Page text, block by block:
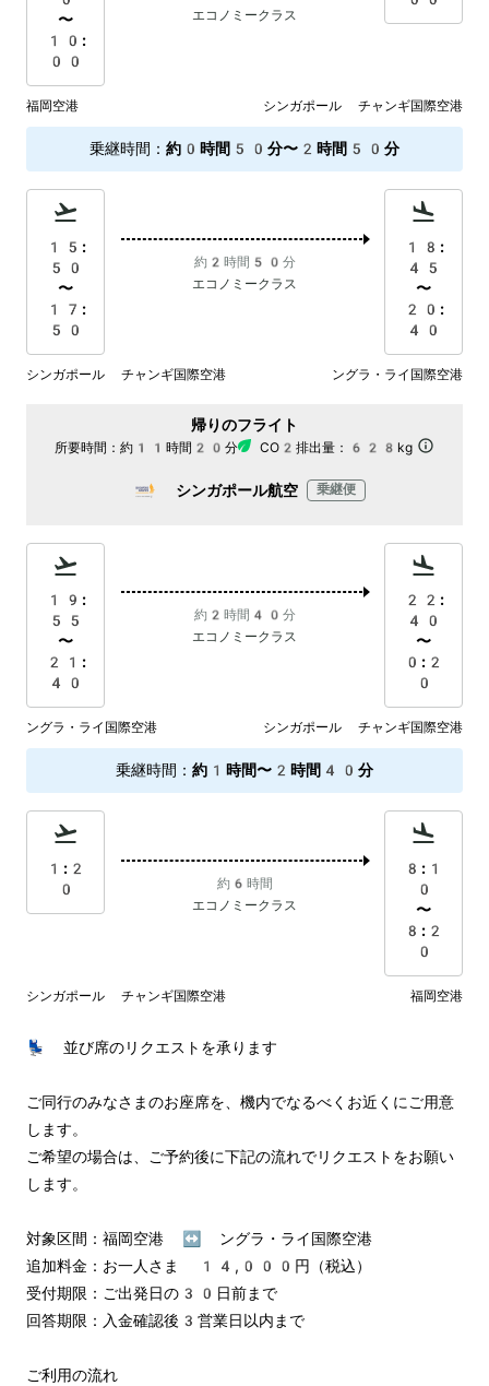
〜
10:
00
エコノミークラス
福岡空港 シンガポール チャンギ国際空港
乗継時間 ： 約0時間50分〜2時間50分
15:
50
〜
17:
50
約2時間50分
エコノミークラス
18:
45
〜
20:
40
シンガポール チャンギ国際空港 ングラ・ライ国際空港
帰りのフライト
所要時間： 約11時間20分 CO2排出量： 628kg
シンガポール航空 乗継便
19:
55
〜
21:
40
約2時間40分
エコノミークラス
22:
40
〜
0:2
0
ングラ・ライ国際空港 シンガポール チャンギ国際空港
乗継時間 ： 約1時間〜2時間40分
1:2
0
約6時間
エコノミークラス
8:1
0
〜
8:2
0
シンガポール チャンギ国際空港 福岡空港
💺 並び席のリクエストを承ります
ご同行のみなさまのお座席を、機内でなるべくお近くにご用意
します。
ご希望の場合は、ご予約後に下記の流れでリクエストをお願い
します。
対象区間：福岡空港 ↔︎ ングラ・ライ国際空港
追加料金：お一人さま 14,000円（税込）
受付期限：ご出発日の30日前まで
回答期限：入金確認後3営業日以内まで
ご利用の流れ